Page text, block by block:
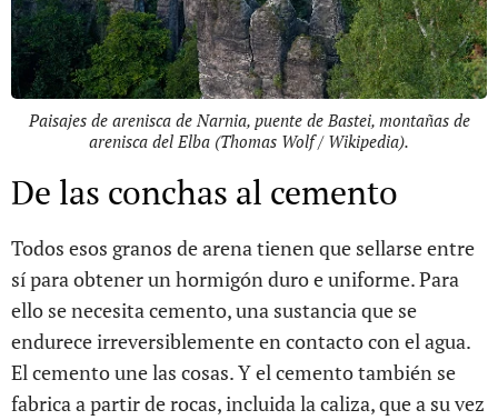
Paisajes de arenisca de Narnia, puente de Bastei, montañas de
arenisca del Elba (Thomas Wolf / Wikipedia).
De las conchas al cemento
Todos esos granos de arena tienen que sellarse entre
sí para obtener un hormigón duro e uniforme. Para
ello se necesita cemento, una sustancia que se
endurece irreversiblemente en contacto con el agua.
El cemento une las cosas. Y el cemento también se
fabrica a partir de rocas, incluida la caliza, que a su vez